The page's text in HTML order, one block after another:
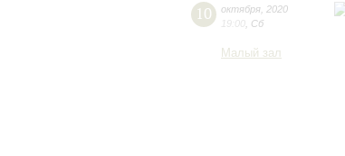
10 октября 2020
19:00 Сб
Малый зал